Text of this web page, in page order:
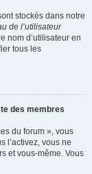
stockés dans notre
de l’utilisateur
nom d’utilisateur en
tous les
des membres
du forum », vous
l’activez, vous ne
et vous-même. Vous